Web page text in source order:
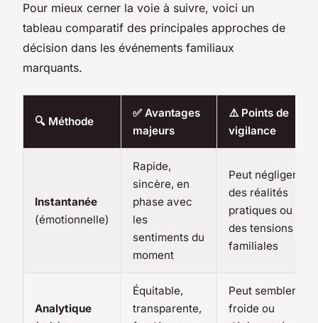
Pour mieux cerner la voie à suivre, voici un
tableau comparatif des principales approches de
décision dans les événements familiaux
marquants.
🔍 Méthode
✅ Avantages
majeurs
⚠️ Points de
vigilance
Instantanée
(émotionnelle)
Rapide,
sincère, en
phase avec
les
sentiments du
moment
Peut négliger
des réalités
pratiques ou
des tensions
familiales
Analytique
Équitable,
transparente,
Peut sembler
froide ou